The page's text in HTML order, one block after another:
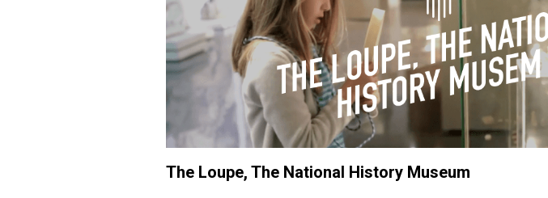
The Loupe, The National History Museum